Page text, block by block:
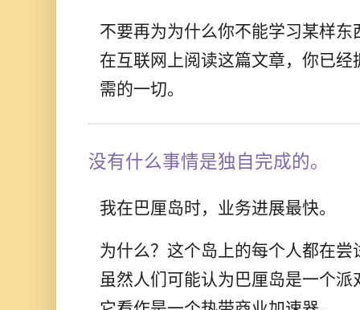
不要再为为什么你不能学习某样
在互联网上阅读这篇文章，你已
需的一切。
没有什么事情是独自完成的。
我在巴厘岛时，业务进展最快。
为什么？这个岛上的每个人都在
虽然人们可能认为巴厘岛是一个